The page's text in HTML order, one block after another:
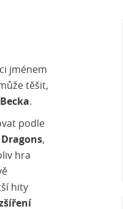
jménem
těšit,
.
podle
Dragons,
hra
hity